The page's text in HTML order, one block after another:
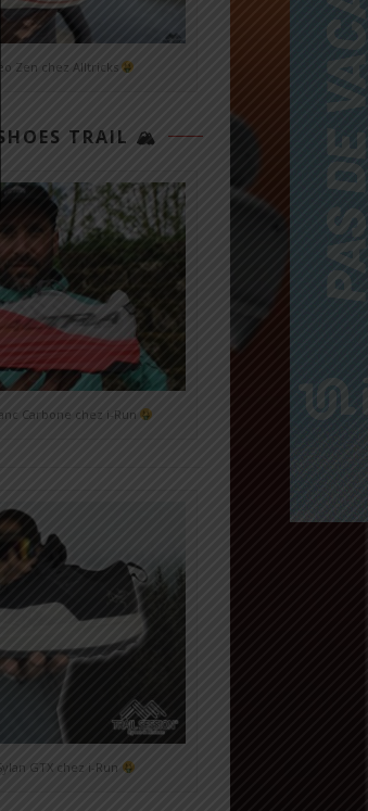
Zen chez Alltricks
TRAIL 🏔
Carbone chez i-Run
GTX chez i-Run